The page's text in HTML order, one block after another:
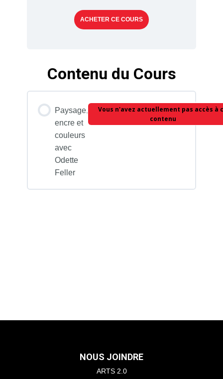
ACHETER CE COURS
Contenu du Cours
Paysage,
encre et
couleurs
avec
Odette
Feller
Vous n'avez actuellement pas accès à
contenu
NOUS JOINDRE
ARTS 2.0